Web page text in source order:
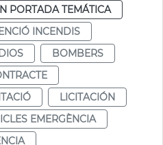
PORTADA TEMÁTICA
INCENDIS
BOMBERS
LICITACIÓN
EMERGÈNCIA